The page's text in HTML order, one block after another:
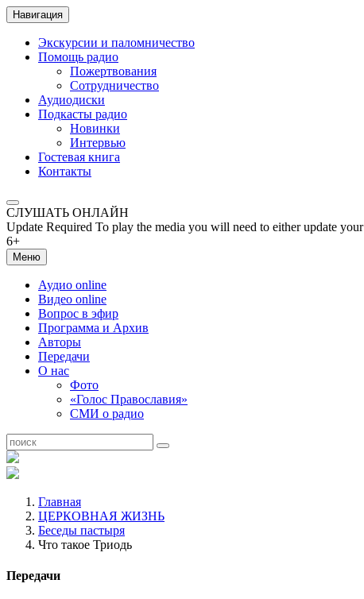
Навигация
Экскурсии и паломничество
Помощь радио
Пожертвования
Сотрудничество
Аудиодиски
Подкасты радио
Новинки
Интервью
Гостевая книга
Контакты
СЛУШАТЬ ОНЛАЙН
Update Required To play the media you will need to either update
6+
Меню
Аудио online
Видео online
Вопрос в эфир
Программа и Архив
Авторы
Передачи
О нас
Фото
«Голос Православия»
СМИ о радио
Главная
ЦЕРКОВНАЯ ЖИЗНЬ
Беседы пастыря
Что такое Триодь
Передачи